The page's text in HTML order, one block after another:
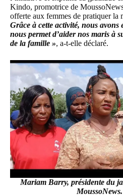
Kindo, promotrice de
offerte aux femmes de pratiquer la
Grâce à cette activité, nous
nous permet d’aider nos maris à
de la famille », a-t-elle déclaré.
Mariam Barry, présidente du
MoussoNews.